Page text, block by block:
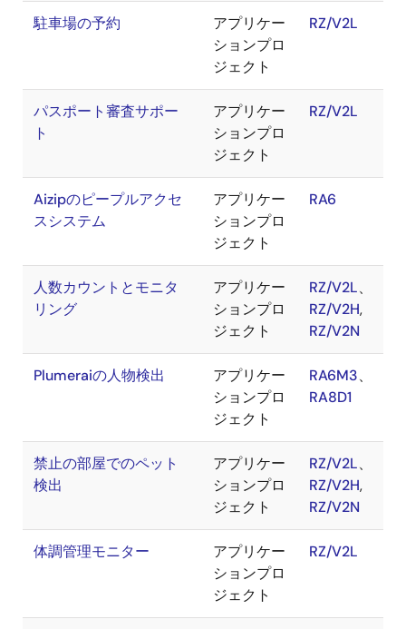
駐車場の予約
アプリケー
ションプロ
ジェクト
RZ/V2L
パスポート審査サポー
ト
アプリケー
ションプロ
ジェクト
RZ/V2L
Aizipのピープルアクセ
スシステム
アプリケー
ションプロ
ジェクト
RA6
人数カウントとモニタ
リング
アプリケー
ションプロ
ジェクト
RZ/V2L、
RZ/V2H,
RZ/V2N
Plumeraiの人物検出
アプリケー
ションプロ
ジェクト
RA6M3、
RA8D1
禁止の部屋でのペット
検出
アプリケー
ションプロ
ジェクト
RZ/V2L、
RZ/V2H,
RZ/V2N
体調管理モニター
アプリケー
ションプロ
ジェクト
RZ/V2L